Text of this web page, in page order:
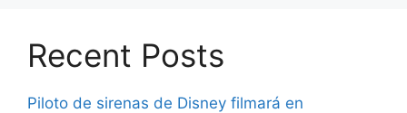
Recent Posts
Piloto de sirenas de Disney filmará en